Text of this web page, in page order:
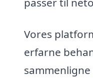
Vores
erfarne